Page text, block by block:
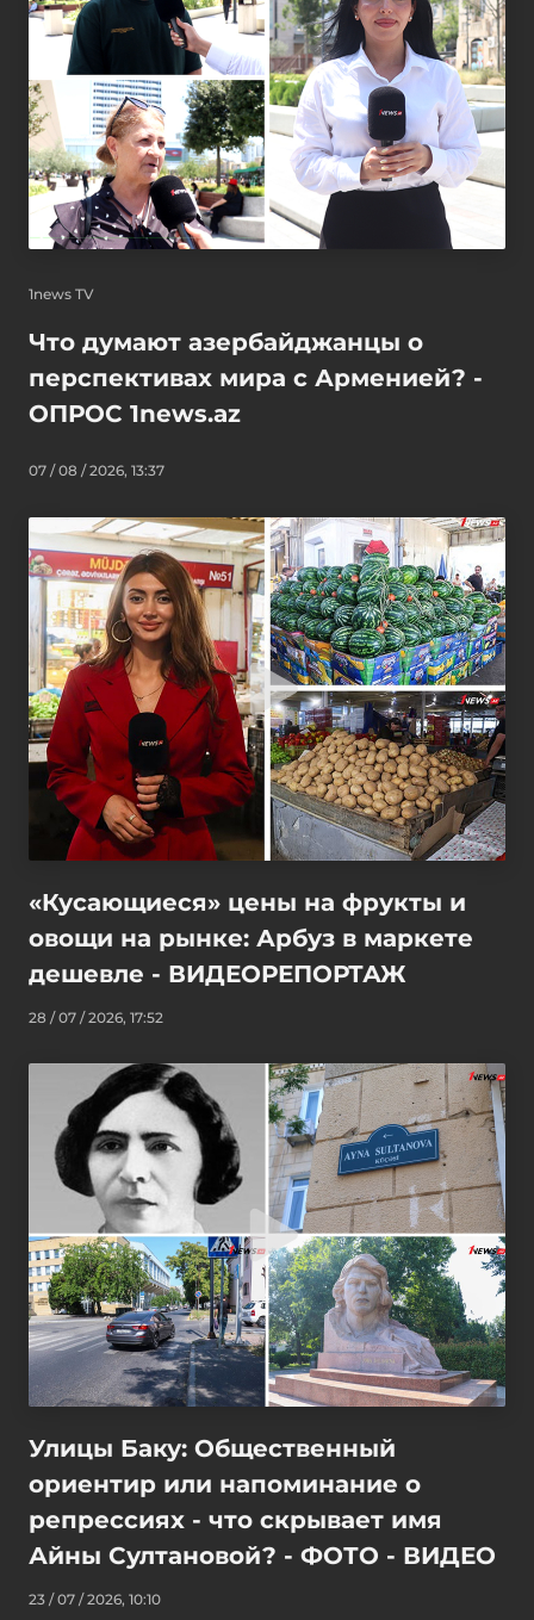
1news TV
Что думают азербайджанцы о
перспективах мира с Арменией? -
ОПРОС 1news.az
07 / 08 / 2026, 13:37
«Кусающиеся» цены на фрукты и
овощи на рынке: Арбуз в маркете
дешевле - ВИДЕОРЕПОРТАЖ
28 / 07 / 2026, 17:52
Улицы Баку: Общественный
ориентир или напоминание о
репрессиях - что скрывает имя
Айны Султановой? - ФОТО - ВИДЕО
23 / 07 / 2026, 10:10